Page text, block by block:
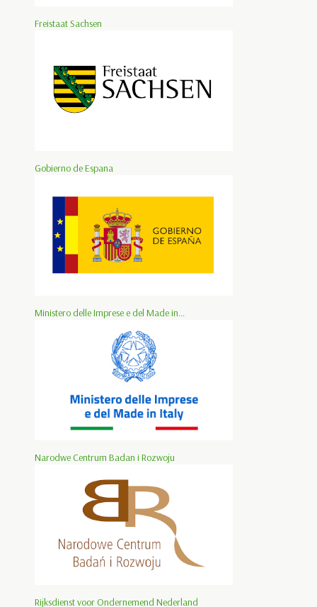
Freistaat Sachsen
Gobierno de Espana
Ministero delle Imprese e del Made in...
Narodwe Centrum Badan i Rozwoju
Rijksdienst voor Ondernemend Nederland